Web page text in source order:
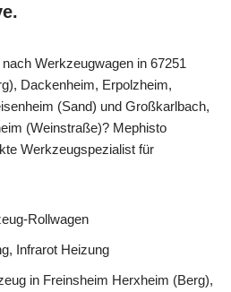
Werkzeugwagen in 67251
Dackenheim, Erpolzheim,
(Sand) und Großkarlbach,
(Weinstraße)? Mephisto
Werkzeugspezialist für
Rollwagen
Infrarot Heizung
in Freinsheim Herxheim (Berg),